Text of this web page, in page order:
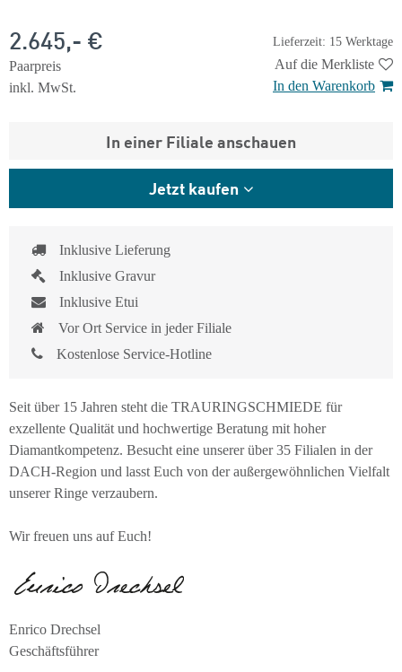
Lieferzeit: 15 Werktage
2.645,- €
Paarpreis
inkl. MwSt.
Auf die Merkliste
In den Warenkorb
In einer Filiale anschauen
Jetzt kaufen
Inklusive Lieferung
Inklusive Gravur
Inklusive Etui
Vor Ort Service in jeder Filiale
Kostenlose Service-Hotline
Seit über 15 Jahren steht die TRAURINGSCHMIEDE für
exzellente Qualität und hochwertige Beratung mit hoher
Diamantkompetenz. Besucht eine unserer über 35 Filialen in der
DACH-Region und lasst Euch von der außergewöhnlichen Vielfalt
unserer Ringe verzaubern.
Wir freuen uns auf Euch!
Enrico Drechsel
Geschäftsführer